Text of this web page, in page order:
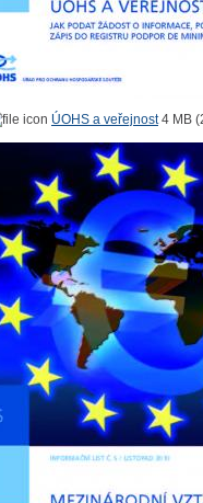
ÚOHS a veřejnost4 MB